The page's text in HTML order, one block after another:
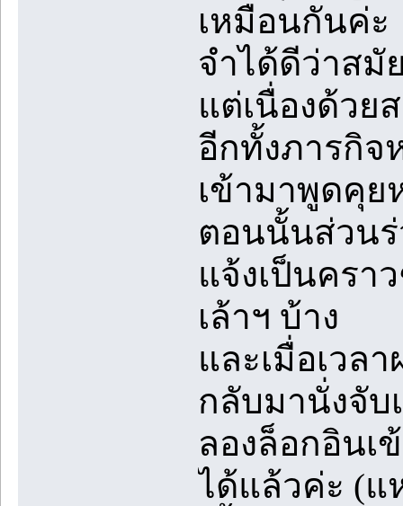
เหมือนกันค่ะ
จำได้ดีว่าสมั
แต่เนื่องด้วย
อีกทั้งภารกิจ
เข้ามาพูดคุย
ตอนนั้นส่วนร่
แจ้งเป็นครา
เล้าฯ บ้าง
และเมื่อเวล
กลับมานั่งจับ
ลองล็อกอินเ
ได้แล้วค่ะ (แ